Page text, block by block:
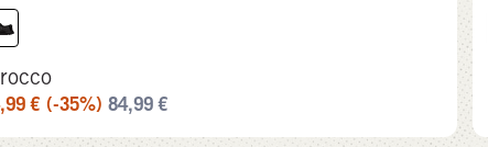
€ (-35%) 84,99€